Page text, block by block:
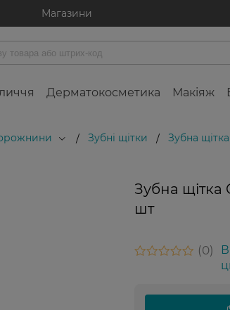
Магазини
Дерматокосметика Макіяж
/ Зубні щітки / Зубна
Зубна щітка
шт
0